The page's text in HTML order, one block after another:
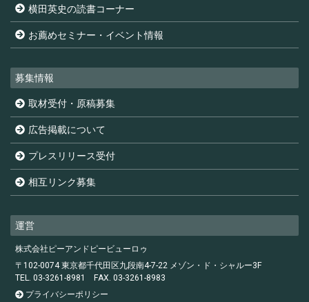
横田英史の読書コーナー
お薦めセミナー・イベント情報
募集情報
取材受付・原稿募集
広告掲載について
プレスリリース受付
相互リンク募集
運営
株式会社ピーアンドピービューロゥ
〒102-0074 東京都千代田区九段南4-7-22 メゾン・ド・シャルー3F
TEL. 03-3261-8981
FAX. 03-3261-8983
プライバシーポリシー